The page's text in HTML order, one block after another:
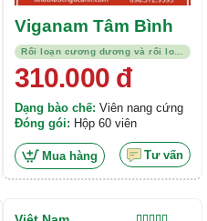
Rối loạn cương dương và rối loạn xuất tinh
Viganam Tâm Bình
310.000đ
Dạng bào chế: Viên nang cứng
Đóng gói: Hộp 60 viên
Mua hàng Tư vấn